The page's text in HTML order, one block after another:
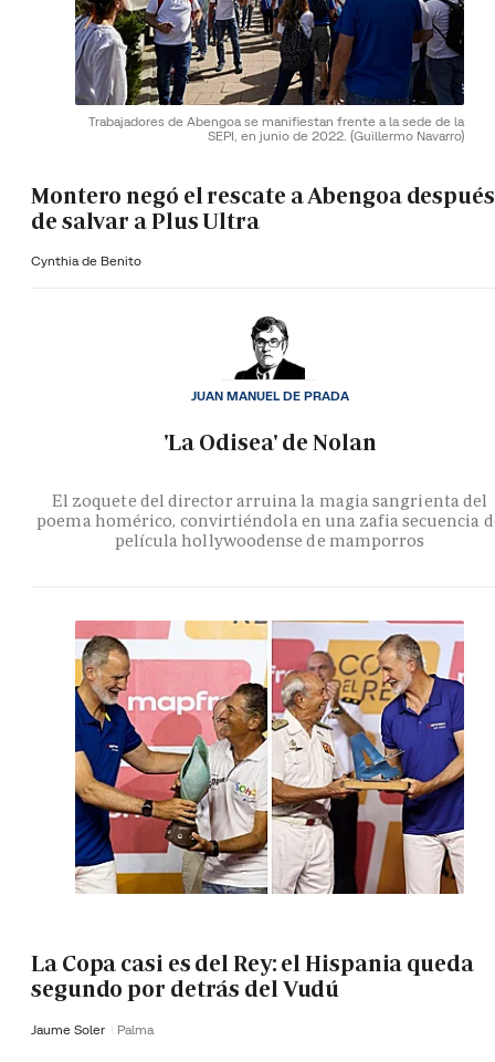
Trabajadores de Abengoa se manifiestan frente a la sede de la
SEPI, en junio de 2022. (Guillermo Navarro)
Montero negó el rescate a Abengoa después
de salvar a Plus Ultra
Cynthia de Benito
'La Odisea' de Nolan
El zoquete del director arruina la magia sangrienta del
poema homérico, convirtiéndola en una zafia secuencia
película hollywoodense de mamporros
JUAN MANUEL DE PRADA
La Copa casi es del Rey: el Hispania queda
segundo por detrás del Vudú
Jaume Soler Palma